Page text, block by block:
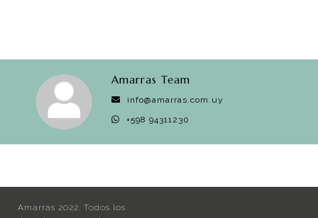
Amarras Team
info@amarras.com.uy
+598 94311230
Amarras 2022. Todos los